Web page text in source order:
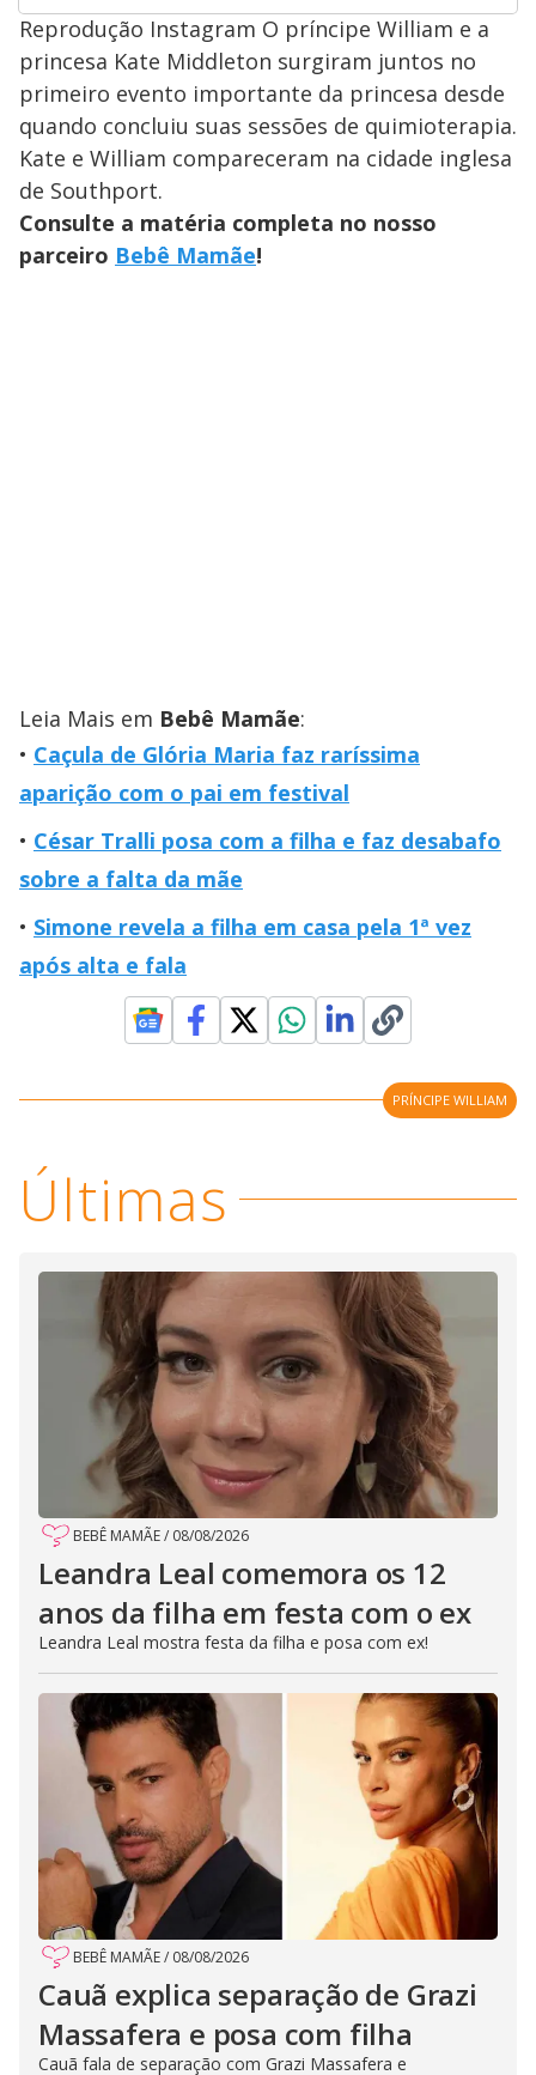
Reprodução Instagram O príncipe William e a
princesa Kate Middleton surgiram juntos no
primeiro evento importante da princesa desde
quando concluiu suas sessões de quimioterapia.
Kate e William compareceram na cidade inglesa
de Southport.
Consulte a matéria completa no nosso
parceiro Bebê Mamãe!
Leia Mais em Bebê Mamãe:
Caçula de Glória Maria faz raríssima
aparição com o pai em festival
César Tralli posa com a filha e faz desabafo
sobre a falta da mãe
Simone revela a filha em casa pela 1ª vez
após alta e fala
PRÍNCIPE WILLIAM
Últimas
BEBÊ MAMÃE/ 08/08/2026
Leandra Leal comemora os 12
anos da filha em festa com o ex
Leandra Leal mostra festa da filha e posa com ex!
BEBÊ MAMÃE/ 08/08/2026
Cauã explica separação de Grazi
Massafera e posa com filha
Cauã fala de separação com Grazi Massafera e